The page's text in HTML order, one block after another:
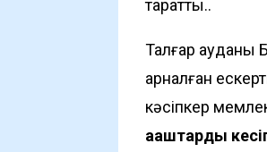
таратты..
Талғар ауданы
арналған
кәсіпкер
ағаштарды